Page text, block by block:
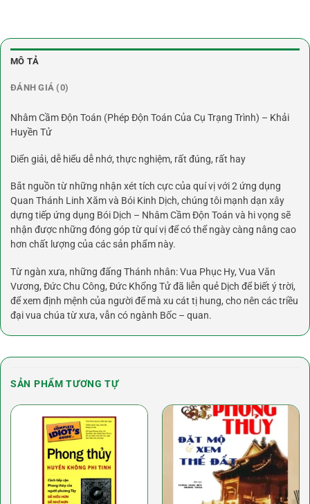
MÔ TẢ
ĐÁNH GIÁ (0)
Nhâm Cầm Độn Toán (Phép Độn Toán Của Cụ Trạng Trình) – Khải
Huyền Tử
Diển giải, dễ hiểu dễ nhớ, thực nghiệm, rất đúng, rất hay
Bắt nguồn từ những nhận xét tích cực của quí vị với 2 ứng dụng
Quan Thánh Linh Xăm và Bói Kinh Dịch, chúng tôi mạnh dạn xây
dựng tiếp ứng dụng Bói Dịch – Nhâm Cầm Độn Toán và hi vọng sẽ
nhận được những đóng góp từ quí vị để có thể ngày càng nâng cao
hơn chất lượng của các sản phẩm này.
Từ ngàn xưa, những đấng Thánh nhân: Vua Phục Hy, Vua Văn
Vương, Đức Chu Công, Đức Khổng Tử đã liễn quẻ Dịch để biết ý trời,
để xem định mệnh của người để mà xu cát tị hung, cho nên các triều
đại vua chúa từ xưa, vẫn có ngành Bốc – quan.
SẢN PHẨM TƯƠNG TỰ